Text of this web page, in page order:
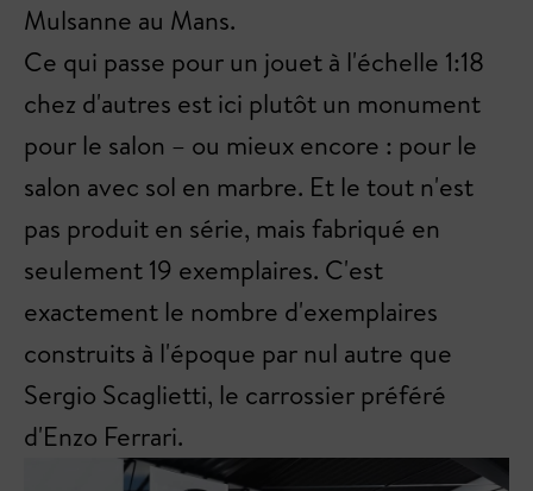
Mulsanne au Mans.
Ce qui passe pour un jouet à l'échelle 1:18
chez d'autres est ici plutôt un monument
pour le salon – ou mieux encore : pour le
salon avec sol en marbre. Et le tout n'est
pas produit en série, mais fabriqué en
seulement 19 exemplaires. C'est
exactement le nombre d'exemplaires
construits à l'époque par nul autre que
Sergio Scaglietti, le carrossier préféré
d'Enzo Ferrari.